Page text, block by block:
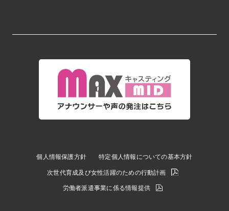
個人情報保護方針 特定個人情報についての基本方針
次世代育成及び女性活躍のための行動計画
労働者派遣事業に係る情報提供